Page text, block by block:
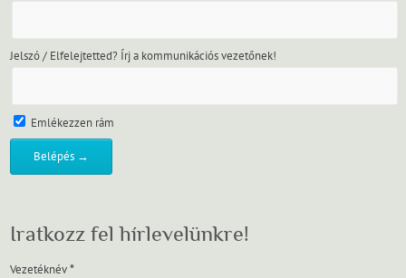
Jelszó / Elfelejtetted? Írj a kommunikációs vezetőnek!
Emlékezzen rám
Iratkozz fel hírlevelünkre!
Vezetéknév*